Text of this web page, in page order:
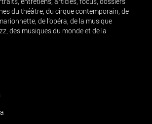
du théâtre, du cirque contemporain, de
de l’opéra, de la musique
des musiques du monde et de la